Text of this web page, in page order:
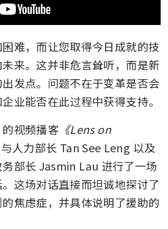
难，而让您取得今日成就的技
来。这并非危言耸听，而是新
发点。问题不在于变革是否会
业能否在此过程中获得支持。
视频播客 《Lens on
人力部长 Tan See Leng 以及
部长 Jasmin Lau 进行了一场
这场对话直接而坦诚地探讨了
焦虑症，并具体说明了援助的